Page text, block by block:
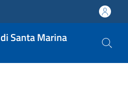
Santa Marina